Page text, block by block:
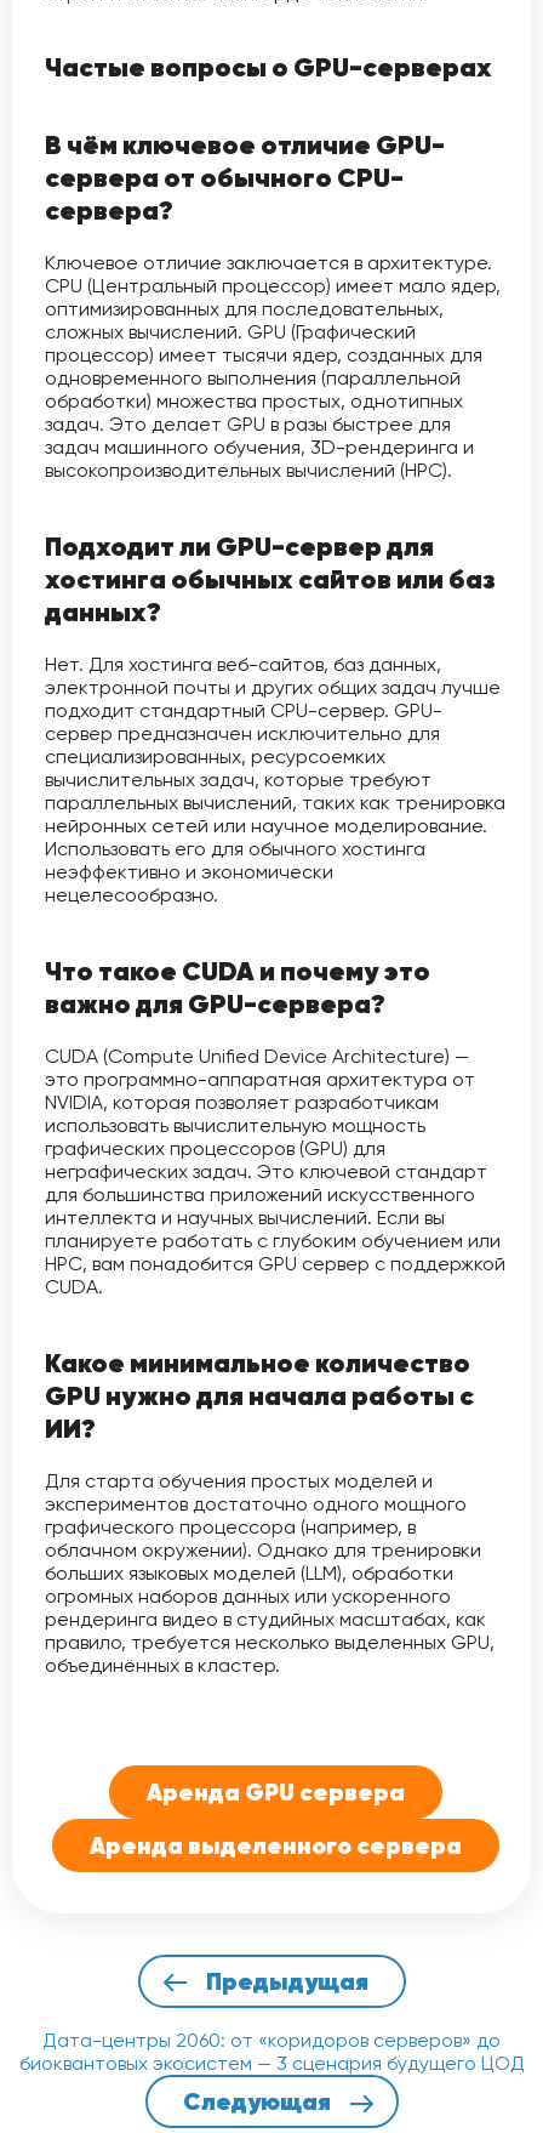
Частые вопросы о GPU-серверах
В чём ключевое отличие GPU-
сервера от обычного CPU-
сервера?
Ключевое отличие заключается в архитектуре.
CPU (Центральный процессор) имеет мало ядер,
оптимизированных для последовательных,
сложных вычислений. GPU (Графический
процессор) имеет тысячи ядер, созданных для
одновременного выполнения (параллельной
обработки) множества простых, однотипных
задач. Это делает GPU в разы быстрее для
задач машинного обучения, 3D-рендеринга и
высокопроизводительных вычислений (HPC).
Подходит ли GPU-сервер для
хостинга обычных сайтов или баз
данных?
Нет. Для хостинга веб-сайтов, баз данных,
электронной почты и других общих задач лучше
подходит стандартный CPU-сервер. GPU-
сервер предназначен исключительно для
специализированных, ресурсоемких
вычислительных задач, которые требуют
параллельных вычислений, таких как тренировка
нейронных сетей или научное моделирование.
Использовать его для обычного хостинга
неэффективно и экономически
нецелесообразно.
Что такое CUDA и почему это
важно для GPU-сервера?
CUDA (Compute Unified Device Architecture) —
это программно-аппаратная архитектура от
NVIDIA, которая позволяет разработчикам
использовать вычислительную мощность
графических процессоров (GPU) для
неграфических задач. Это ключевой стандарт
для большинства приложений искусственного
интеллекта и научных вычислений. Если вы
планируете работать с глубоким обучением или
HPC, вам понадобится GPU сервер с поддержкой
CUDA.
Какое минимальное количество
GPU нужно для начала работы с
ИИ?
Для старта обучения простых моделей и
экспериментов достаточно одного мощного
графического процессора (например, в
облачном окружении). Однако для тренировки
больших языковых моделей (LLM), обработки
огромных наборов данных или ускоренного
рендеринга видео в студийных масштабах, как
правило, требуется несколько выделенных GPU,
объединённых в кластер.
Аренда GPU сервера
Аренда выделенного сервера
Предыдущая
Дата-центры 2060: от «коридоров серверов» до
биоквантовых экосистем — 3 сценария будущего ЦОД
Следующая